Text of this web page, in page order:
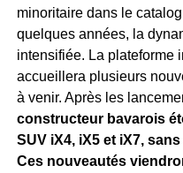
minoritaire dans le
quelques années, la
intensifiée. La plateforme
accueillera plusieurs
à venir. Après les
constructeur bavarois
SUV iX4, iX5 et iX7,
Ces nouveautés